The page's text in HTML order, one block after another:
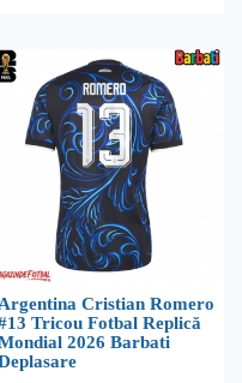
Argentina Cristian Romero
Tricou Fotbal Replică
2026 Barbati